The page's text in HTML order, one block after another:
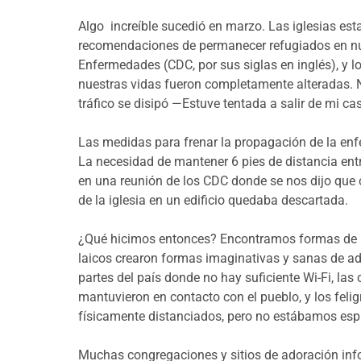
Algo increíble sucedió en marzo. Las iglesias
recomendaciones de permanecer refugiados en
Enfermedades (CDC, por sus siglas en inglés),
nuestras vidas fueron completamente alteradas.
tráfico se disipó —Estuve tentada a salir de mi
Las medidas para frenar la propagación de la
La necesidad de mantener 6 pies de distancia
en una reunión de los CDC donde se nos dijo
de la iglesia en un edificio quedaba descartada.
¿Qué hicimos entonces? Encontramos formas
laicos crearon formas imaginativas y sanas de
partes del país donde no hay suficiente Wi-Fi,
mantuvieron en contacto con el pueblo, y los
físicamente distanciados, pero no estábamos
Muchas congregaciones y sitios de adoración